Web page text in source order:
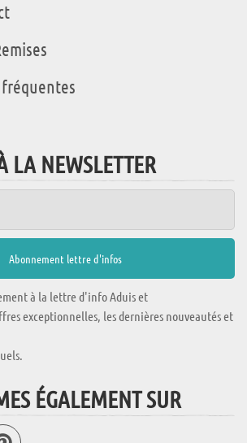
fréquentes
LA NEWSLETTER
à la lettre d'info Aduis et
exceptionnelles, les dernières nouveautés et
ÉGALEMENT SUR